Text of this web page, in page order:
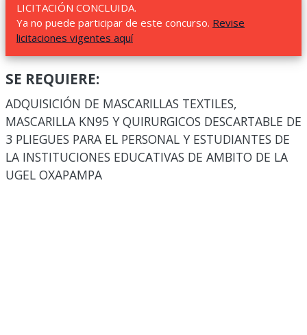
LICITACIÓN CONCLUIDA.
Ya no puede participar de este concurso. Revise
licitaciones vigentes aquí
SE REQUIERE:
ADQUISICIÓN DE MASCARILLAS TEXTILES,
MASCARILLA KN95 Y QUIRURGICOS DESCARTABLE DE
3 PLIEGUES PARA EL PERSONAL Y ESTUDIANTES DE
LA INSTITUCIONES EDUCATIVAS DE AMBITO DE LA
UGEL OXAPAMPA